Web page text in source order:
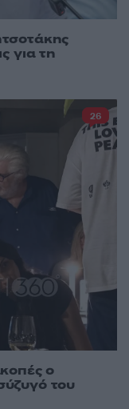
για τη
ο
του
26